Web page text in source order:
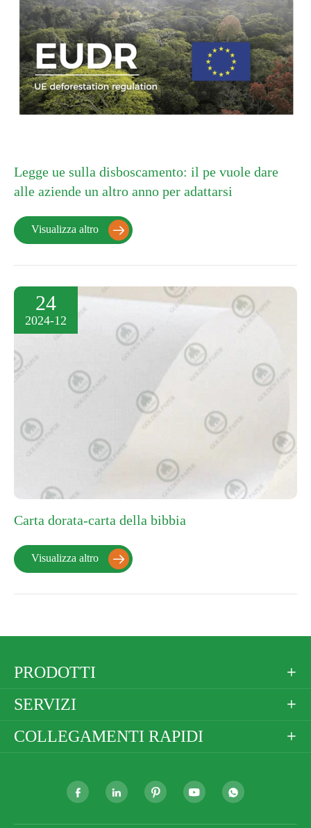
Legge ue sulla disboscamento: il pe vuole dare
alle aziende un altro anno per adattarsi
Visualizza altro 
24
2024-12
Carta dorata-carta della bibbia
Visualizza altro 
PRODOTTI 
SERVIZI 
COLLEGAMENTI RAPIDI 
    